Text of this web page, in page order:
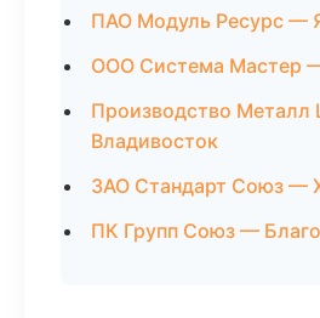
ПАО Модуль Ресурс —
ООО Система Мастер
Производство Металл
Владивосток
ЗАО Стандарт Союз —
ПК Групп Союз —